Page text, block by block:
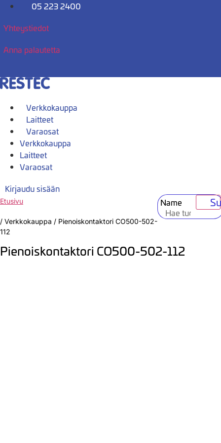
Mene
05 223 2400
Yhteystiedot
Anna palautetta
Verkkokauppa
Laitteet
Varaosat
Verkkokauppa
Laitteet
Varaosat
Kirjaudu sisään
Name
Etusivu
/ Verkkokauppa / Pienoiskontaktori CO500-502-
112
Pienoiskontaktori CO500-502-112